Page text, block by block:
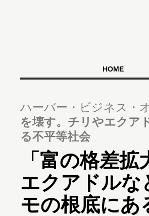
HOME
ハーバー・ビジネス・
を壊す。チリやエクア
る不平等社会
「富の格差
エクアドルな
モの根底にあ